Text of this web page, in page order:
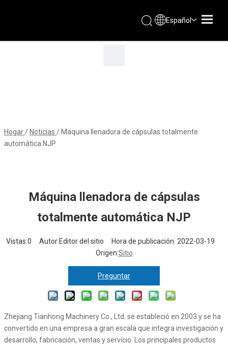
Español
Hogar/ Noticias / Máquina llenadora de cápsulas totalmente
automática NJP
Máquina llenadora de cápsulas
totalmente automática NJP
Vistas:0 Autor:Editor del sitio Hora de publicación: 2022-03-19
Origen:Sitio
Preguntar
Zhejiang Tianhong Machinery Co., Ltd. se estableció en 2003 y se ha
convertido en una empresa a gran escala que integra investigación y
desarrollo, fabricación, ventas y servicio. Los principales productos